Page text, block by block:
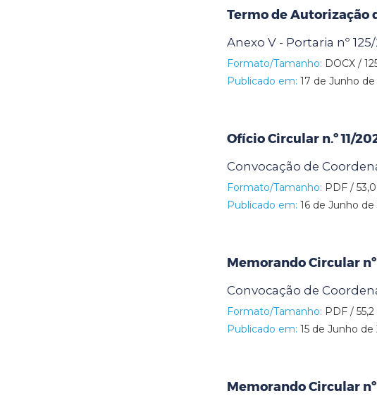
Termo de Autorização
Anexo V - Portaria nº
Formato/Tamanho: DOCX /
Publicado em: 17 de Junho
Ofício Circular n.º 11/
Convocação de
Formato/Tamanho: PDF /
Publicado em: 16 de Junho de
Memorando Circular nº
Convocação de
Formato/Tamanho: PDF / 55,2
Publicado em: 15 de Junho de
Memorando Circular